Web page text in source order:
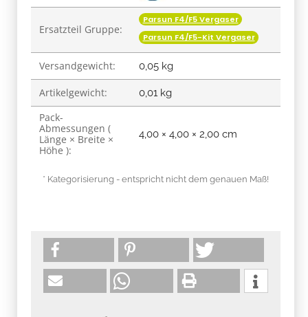
Ersatzteil Gruppe:
Parsun F4/F5 Vergaser
Parsun F4/F5-Kit Vergaser
Versandgewicht: 0,05 kg
Artikelgewicht: 0,01 kg
Pack-
Abmessungen (
Länge × Breite ×
Höhe ):
4,00 × 4,00 × 2,00 cm
* Kategorisierung - entspricht nicht dem genauen Maß!